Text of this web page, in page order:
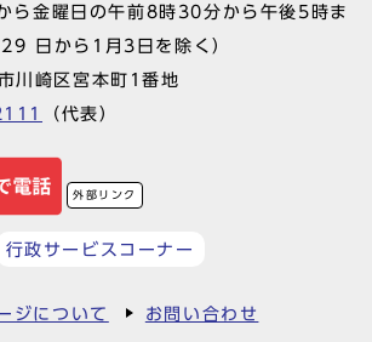
ら金曜日の午前8時30分から午後5時ま
日から1月3日を除く）
川崎区宮本町1番地
（代表）
外部リンク
行政サービスコーナー
ジについて お問い合わせ